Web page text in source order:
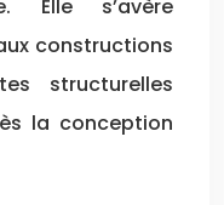
Elle s’avère
constructions
structurelles
la conception